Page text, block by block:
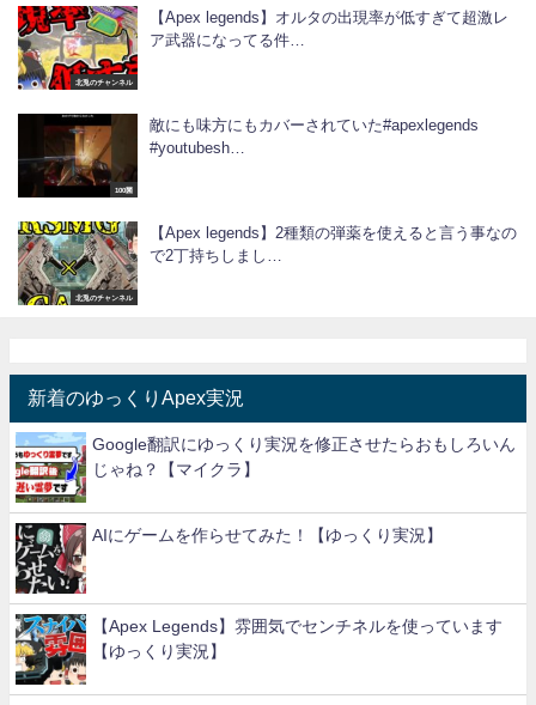
北兎のチャンネル
【Apex legends】オルタの出現率が低すぎて超激レ
ア武器になってる件…
100菌
敵にも味方にもカバーされていた#apexlegends
#youtubesh…
北兎のチャンネル
【Apex legends】2種類の弾薬を使えると言う事なの
で2丁持ちしまし…
新着のゆっくりApex実況
Google翻訳にゆっくり実況を修正させたらおもしろいん
じゃね？【マイクラ】
AIにゲームを作らせてみた！【ゆっくり実況】
【Apex Legends】雰囲気でセンチネルを使っています
【ゆっくり実況】